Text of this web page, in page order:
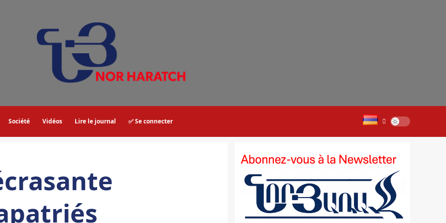
Société Vidéos Lire le journal ✅ Se connecter